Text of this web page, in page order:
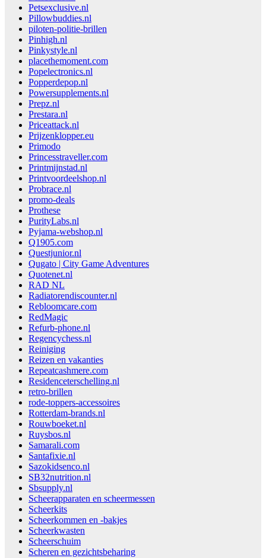
Petsexclusive.nl
Pillowbuddies.nl
piloten-politie-brillen
Pinhigh.nl
Pinkystyle.nl
placethemoment.com
Popelectronics.nl
Popperdepop.nl
Powersupplements.nl
Prepz.nl
Prestara.nl
Priceattack.nl
Prijzenklopper.eu
Primodo
Princesstraveller.com
Printmijnstad.nl
Printvoordeelshop.nl
Probrace.nl
promo-deals
Prothese
PurityLabs.nl
Pyjama-webshop.nl
Q1905.com
Questjunior.nl
Qugato | City Game Adventures
Quotenet.nl
RAD NL
Radiatorendiscounter.nl
Rebloomcare.com
RedMagic
Refurb-phone.nl
Regencychess.nl
Reiniging
Reizen en vakanties
Repeatcashmere.com
Residenceterschelling.nl
retro-brillen
rode-toppers-accessoires
Rotterdam-brands.nl
Rouwboeket.nl
Ruysbos.nl
Samarali.com
Santafixie.nl
Sazokidsenco.nl
SB32nutrition.nl
Sbsupply.nl
Scheerapparaten en scheermessen
Scheerkits
Scheerkommen en -bakjes
Scheerkwasten
Scheerschuim
Scheren en gezichtsbeharing